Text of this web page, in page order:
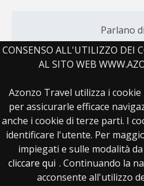
CONSENSO ALL'UTILIZZO DEI
AL SITO WEB
Azonzo Travel utilizza i
per assicurarle efficace
anche i cookie di terze parti. I
identificare l'utente. Per
impiegati e sulle modalità
cliccare qui . Continuando la
acconsente all'utilizzo
Parlano